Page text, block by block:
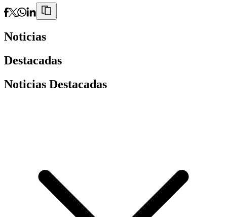
Noticias
Destacadas
Noticias Destacadas